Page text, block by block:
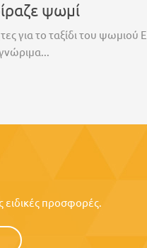
ψωμί
για το ταξίδι του ψωμιού
ειδικές προσφορές.